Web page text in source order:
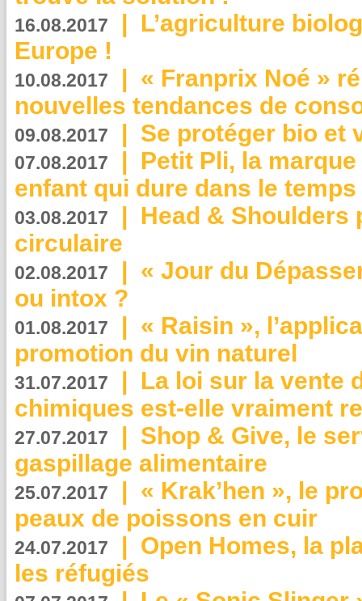
16.08.2017 | L’agriculture
Europe !
10.08.2017 | « Franprix Noé »
nouvelles tendances de
09.08.2017 | Se protéger bio et
07.08.2017 | Petit Pli, la
enfant qui dure dans le temps
03.08.2017 | Head & Shoulders
circulaire
02.08.2017 | « Jour du
ou intox ?
01.08.2017 | « Raisin »,
promotion du vin naturel
31.07.2017 | La loi sur la vente
chimiques est-elle vraiment
27.07.2017 | Shop & Give, le
gaspillage alimentaire
25.07.2017 | « Krak’hen », le
peaux de poissons en cuir
24.07.2017 | Open Homes, la
les réfugiés